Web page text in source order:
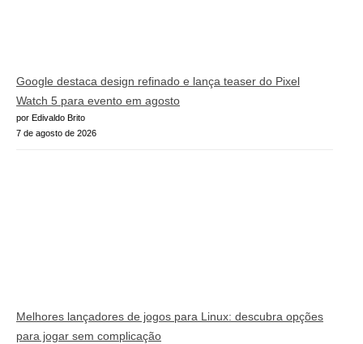
Google destaca design refinado e lança teaser do Pixel
Watch 5 para evento em agosto
por Edivaldo Brito
7 de agosto de 2026
Melhores lançadores de jogos para Linux: descubra opções
para jogar sem complicação